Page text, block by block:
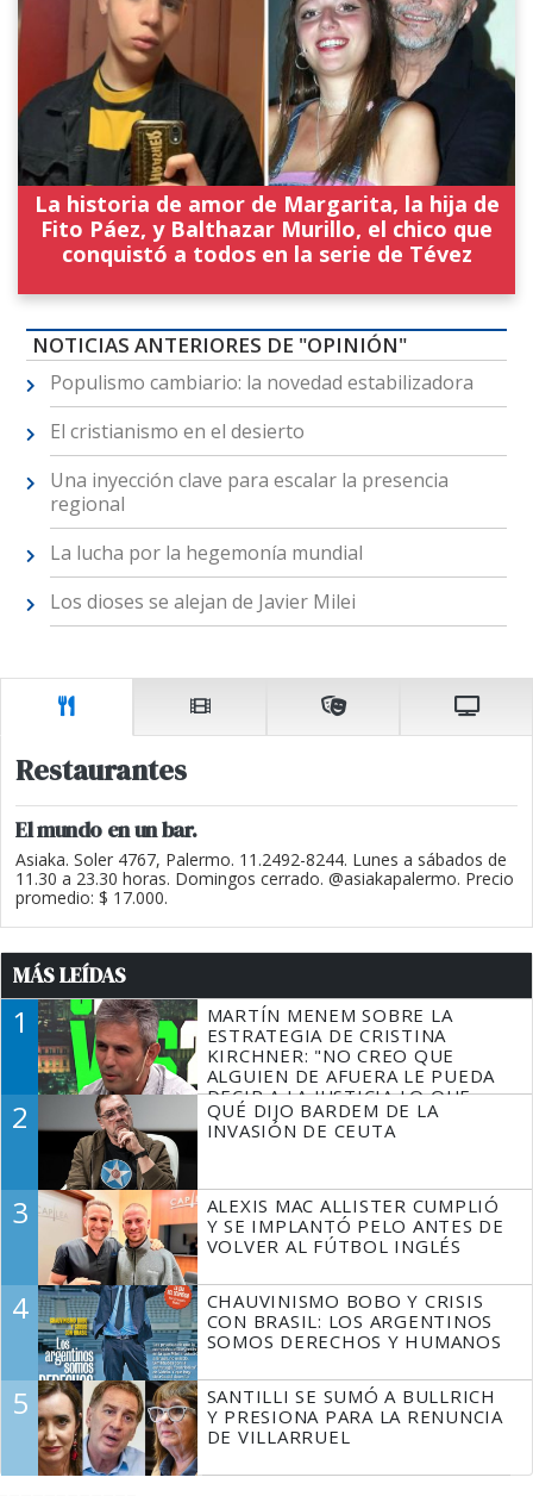
La historia de amor de Margarita, la hija de
Fito Páez, y Balthazar Murillo, el chico que
conquistó a todos en la serie de Tévez
NOTICIAS ANTERIORES DE "OPINIÓN"
Populismo cambiario: la novedad estabilizadora
El cristianismo en el desierto
Una inyección clave para escalar la presencia
regional
La lucha por la hegemonía mundial
Los dioses se alejan de Javier Milei
Restaurantes
El mundo en un bar.
Asiaka. Soler 4767, Palermo. 11.2492-8244. Lunes a sábados de
11.30 a 23.30 horas. Domingos cerrado. @asiakapalermo. Precio
promedio: $ 17.000.
MÁS LEÍDAS
1
MARTÍN MENEM SOBRE LA
ESTRATEGIA DE CRISTINA
KIRCHNER: "NO CREO QUE
ALGUIEN DE AFUERA LE PUEDA
DECIR A LA JUSTICIA LO QUE
TIENE QUE HACER"
2
QUÉ DIJO BARDEM DE LA
INVASIÓN DE CEUTA
3
ALEXIS MAC ALLISTER CUMPLIÓ
Y SE IMPLANTÓ PELO ANTES DE
VOLVER AL FÚTBOL INGLÉS
4
CHAUVINISMO BOBO Y CRISIS
CON BRASIL: LOS ARGENTINOS
SOMOS DERECHOS Y HUMANOS
5
SANTILLI SE SUMÓ A BULLRICH
Y PRESIONA PARA LA RENUNCIA
DE VILLARRUEL